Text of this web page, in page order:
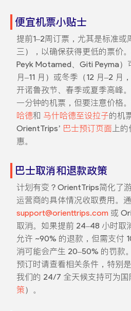
便宜机票小贴士
提前1–2周订票，尤其是标准或
三），以确保获得更低的票价
Peyk Motamed、Giti Peyma）
月–11 月）或冬季（12 月–2 月
开诺鲁孜节、春季或夏季高峰
一分钟的机票，但要注意价格
哈德和 马什哈德至设拉子的机
OrientTrips’ 巴士预订页面 上
惠。
巴士取消和退款政策
计划有变？OrientTrips简化了
运营商的具体情况收取费用。
support@orienttrips.com或
取消。如果提前 24–48 小时取
允许 ~90% 的退款，但需支付
消可能会产生 20–50% 的罚款
预订时请查看相关条件，特别
我们的 24/7 全天候支持可为国
策）。